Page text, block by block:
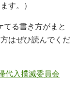
す。）
る書き方がまと
はぜひ読んでくだ
代入撲滅委員会